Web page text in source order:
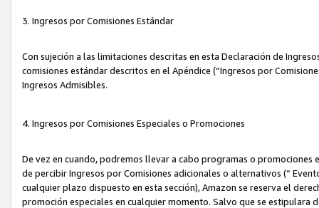
3. Ingresos por Comisiones Estándar
Con sujeción a las limitaciones descritas en esta Declaración de
comisiones estándar descritos en el Apéndice (“Ingresos por
Ingresos Admisibles.
4. Ingresos por Comisiones Especiales o Promociones
De vez en cuando, podremos llevar a cabo programas o
de percibir Ingresos por Comisiones adicionales o alternativos (“
cualquier plazo dispuesto en esta sección), Amazon se reserva el
promoción especiales en cualquier momento. Salvo que se